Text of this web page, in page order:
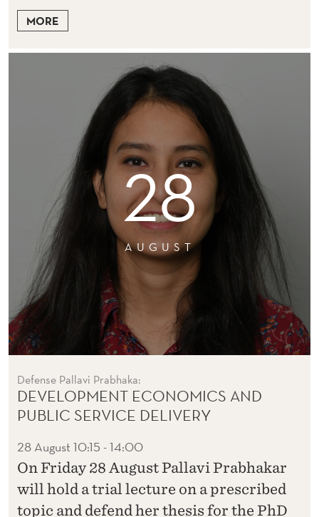
MORE
28
AUGUST
Defense Pallavi Prabhaka:
DEVELOPMENT ECONOMICS AND
PUBLIC SERVICE DELIVERY
28 August10:15 - 14:00
On Friday 28 August Pallavi Prabhakar
will hold a trial lecture on a prescribed
topic and defend her thesis for the PhD